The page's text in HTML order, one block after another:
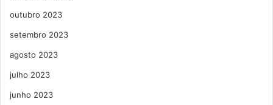
outubro 2023
setembro 2023
agosto 2023
julho 2023
junho 2023